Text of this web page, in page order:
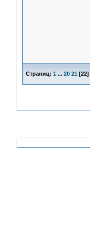
Страниц: 1 ... 20 21 [22]